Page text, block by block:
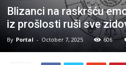
Blizanci na raskršću
iz prošlosti ruši sve
By Portal - October 7, 2025 606